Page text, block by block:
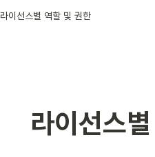
라이선스별 역할 및 권한
라이선스